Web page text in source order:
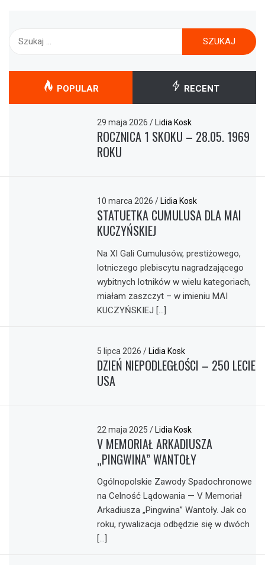
POPULAR RECENT
29 maja 2026/ Lidia Kosk
ROCZNICA 1 SKOKU – 28.05. 1969
ROKU
10 marca 2026/ Lidia Kosk
STATUETKA CUMULUSA DLA MAI
KUCZYŃSKIEJ
Na XI Gali Cumulusów, prestiżowego,
lotniczego plebiscytu nagradzającego
wybitnych lotników w wielu kategoriach,
miałam zaszczyt – w imieniu MAI
KUCZYŃSKIEJ […]
5 lipca 2026/ Lidia Kosk
DZIEŃ NIEPODLEGŁOŚCI – 250 LECIE
USA
22 maja 2025/ Lidia Kosk
V MEMORIAŁ ARKADIUSZA
„PINGWINA” WANTOŁY
Ogólnopolskie Zawody Spadochronowe
na Celność Lądowania — V Memoriał
Arkadiusza „Pingwina” Wantoły. Jak co
roku, rywalizacja odbędzie się w dwóch
[…]